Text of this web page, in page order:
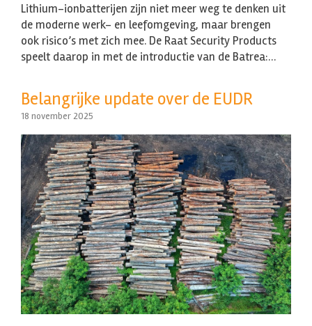
Lithium-ionbatterijen zijn niet meer weg te denken uit
de moderne werk- en leefomgeving, maar brengen
ook risico’s met zich mee. De Raat Security Products
speelt daarop in met de introductie van de Batrea:…
Belangrijke update over de EUDR
18 november 2025